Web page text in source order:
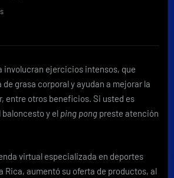
en
entre
preferidos
de
esta
temporada
involucran ejercicios intensos, que
grasa corporal y ayudan a mejorar la
entre otros beneficios. Si usted es
y el ping pong preste atención
virtual especializada en deportes
Rica, aumentó su oferta de productos, al